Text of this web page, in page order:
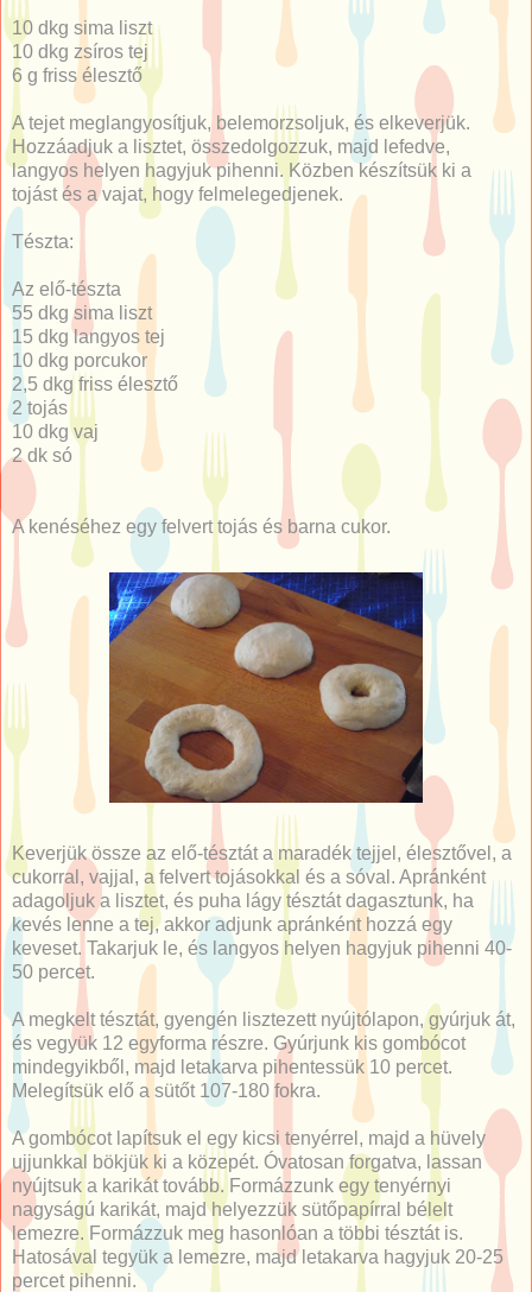
10 dkg sima liszt
10 dkg zsíros tej
6 g friss élesztő
A tejet meglangyosítjuk, belemorzsoljuk, és elkeverjük.
Hozzáadjuk a lisztet, összedolgozzuk, majd lefedve,
langyos helyen hagyjuk pihenni. Közben készítsük ki a
tojást és a vajat, hogy felmelegedjenek.
Tészta:
Az elő-tészta
55 dkg sima liszt
15 dkg langyos tej
10 dkg porcukor
2,5 dkg friss élesztő
2 tojás
10 dkg vaj
2 dk só
A kenéséhez egy felvert tojás és barna cukor.
Keverjük össze az elő-tésztát a maradék tejjel, élesztővel, a
cukorral, vajjal, a felvert tojásokkal és a sóval. Apránként
adagoljuk a lisztet, és puha lágy tésztát dagasztunk, ha
kevés lenne a tej, akkor adjunk apránként hozzá egy
keveset. Takarjuk le, és langyos helyen hagyjuk pihenni 40-
50 percet.
A megkelt tésztát, gyengén lisztezett nyújtólapon, gyúrjuk át,
és vegyük 12 egyforma részre. Gyúrjunk kis gombócot
mindegyikből, majd letakarva pihentessük 10 percet.
Melegítsük elő a sütőt 107-180 fokra.
A gombócot lapítsuk el egy kicsi tenyérrel, majd a hüvely
ujjunkkal bökjük ki a közepét. Óvatosan forgatva, lassan
nyújtsuk a karikát tovább. Formázzunk egy tenyérnyi
nagyságú karikát, majd helyezzük sütőpapírral bélelt
lemezre. Formázzuk meg hasonlóan a többi tésztát is.
Hatosával tegyük a lemezre, majd letakarva hagyjuk 20-25
percet pihenni.